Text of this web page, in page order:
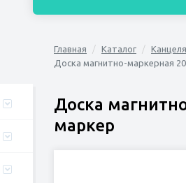
Главная Каталог
Доска магнитно-маркерная
Доска
маркер